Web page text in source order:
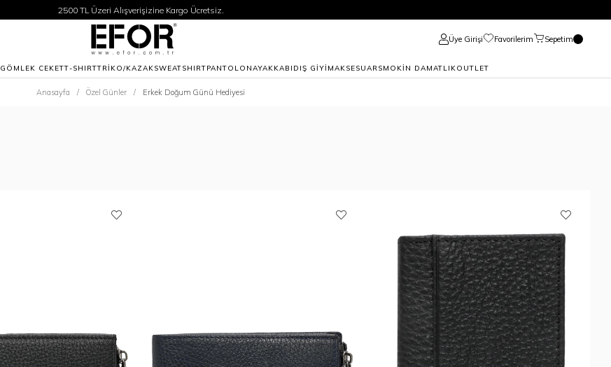
2500 TL Üzeri Alışverişizine Kargo Ücretsiz.
Siparişleriniz 1-3 iş günü içerisinde kargoya verilecektir.
2500 TL Üzeri Alışverişizine Kargo Ücretsiz.
Siparişleriniz 1-3 iş günü içerisinde kargoya verilecektir.
Üye Girişi Favorilerim Sepetim
GÖMLEK CEKETT-SHIRTTRİKO/KAZAKSWEATSHIRTPANTOLONAYAKKABI DIŞ GİYİMAKSESUAR SMOKİN DAMATLIKOUTLET
Anasayfa Özel Günler Erkek Doğum Günü Hediyesi